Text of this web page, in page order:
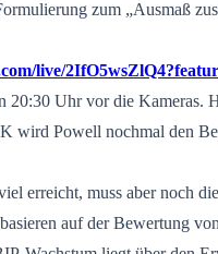
zum „Ausmaß
live/
20:30 Uhr vor die Kameras.
wird Powell nochmal den
erreicht, muss aber noch
auf der Bewertung